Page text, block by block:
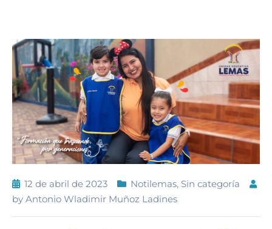
12 de abril de 2023 Notilemas, Sin categoría
by Antonio Wladimir Muñoz Ladines